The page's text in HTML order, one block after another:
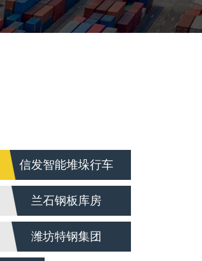
信发智能堆垛行车
兰石钢板库房
潍坊特钢集团